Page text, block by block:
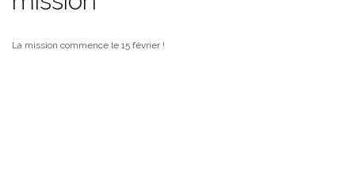
La mission commence le 15 février !